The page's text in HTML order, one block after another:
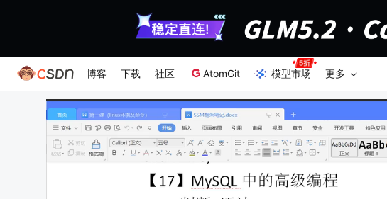
博客 下载 社区 AtomGit 模型市场 更多